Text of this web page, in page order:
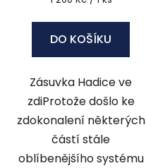
DO KOŠÍKU
Zásuvka Hadice ve
zdiProtože došlo ke
zdokonalení některých
částí stále
oblíbenějšího systému